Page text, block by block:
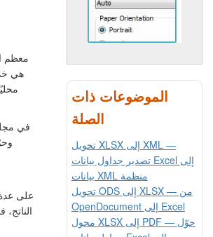
الموضوعات ذات
الصلة
تحويل XLSX إلى XML —
تصدير جداول بيانات Excel إلى
بيانات XML منظمة
تحويل ODS إلى XLSX — من
OpenDocument إلى Excel
محول XLSX إلى PDF — حوّل